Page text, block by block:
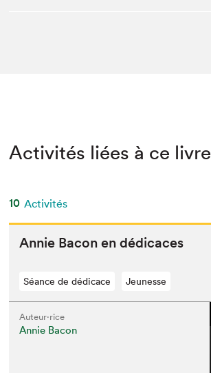
Activités liées à ce livre
10 Activités
Annie Bacon en dédicaces
Séance de dédicace Jeunesse
Auteur·rice
Annie Bacon